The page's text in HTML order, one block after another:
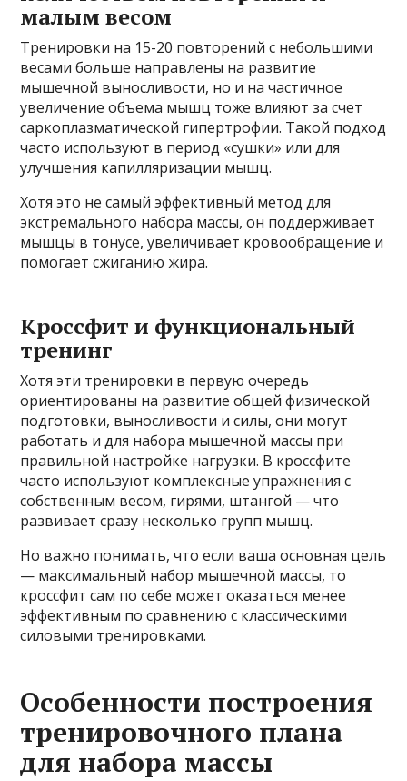
малым весом
Тренировки на 15-20 повторений с небольшими
весами больше направлены на развитие
мышечной выносливости, но и на частичное
увеличение объема мышц тоже влияют за счет
саркоплазматической гипертрофии. Такой подход
часто используют в период «сушки» или для
улучшения капилляризации мышц.
Хотя это не самый эффективный метод для
экстремального набора массы, он поддерживает
мышцы в тонусе, увеличивает кровообращение и
помогает сжиганию жира.
Кроссфит и функциональный
тренинг
Хотя эти тренировки в первую очередь
ориентированы на развитие общей физической
подготовки, выносливости и силы, они могут
работать и для набора мышечной массы при
правильной настройке нагрузки. В кроссфите
часто используют комплексные упражнения с
собственным весом, гирями, штангой — что
развивает сразу несколько групп мышц.
Но важно понимать, что если ваша основная цель
— максимальный набор мышечной массы, то
кроссфит сам по себе может оказаться менее
эффективным по сравнению с классическими
силовыми тренировками.
Особенности построения
тренировочного плана
для набора массы